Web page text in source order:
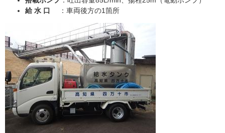
給 水 口
：車両後方の1箇所